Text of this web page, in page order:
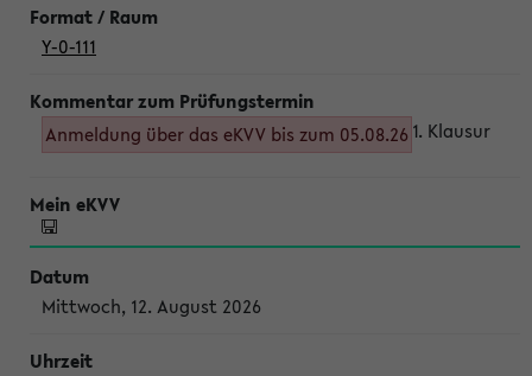
Y-0-111
Anmeldung über das eKVV bis zum 05.08.26 1. Klausur
Mittwoch, 12. August 2026